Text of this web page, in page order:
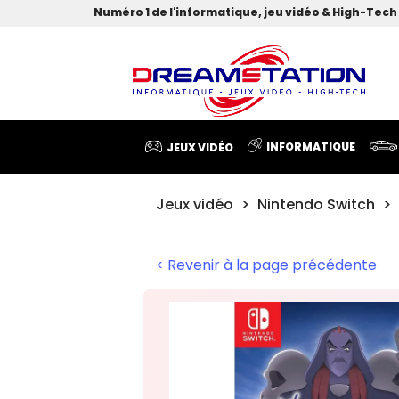
Numéro 1 de l'informatique, jeu vidéo & High-Tech
JEUX VIDÉO INFORMATIQUE
Jeux vidéo Nintendo Switch
< Revenir à la page précédente